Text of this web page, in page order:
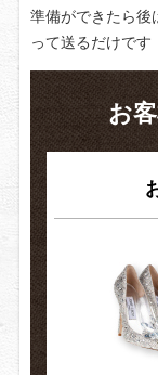
準備ができたら後
って送るだけです
お